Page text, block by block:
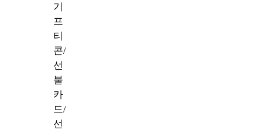
기
프
티
콘/
선
불
카
드/
선